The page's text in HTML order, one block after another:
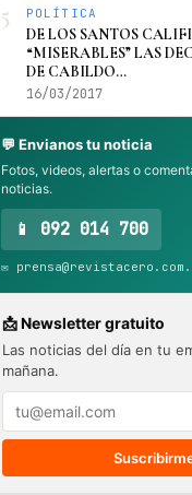
5 POLÍTICA
DE LOS SANTOS
“MISERABLES” LAS
DE CABILDO…
16/03/2017
💬 Envianos tu noticia
Fotos, videos, alertas o
noticias.
📱 092 014 700
✉️
📩 Newsletter gratuito
Las noticias del día en tu
mañana.